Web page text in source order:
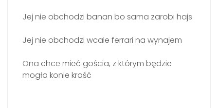
Jej nie obchodzi banan bo sama zarobi hajs
Jej nie obchodzi wcale ferrari na wynajem
Ona chce mieć gościa, z którym będzie
mogła konie kraść